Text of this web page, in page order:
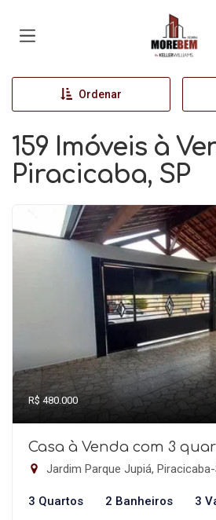
Página
Ordenar
159 Imóveis à
Piracicaba, SP
R$ 480.000
Casa à Venda com 3
Jardim Parque Jupiá, Piracicaba-
3 Quartos 2 Banheiros 3